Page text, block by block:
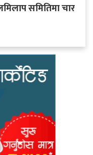
समितिमा चार